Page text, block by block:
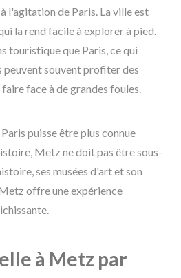
l'agitation de Paris. La ville est
la rend facile à explorer à pied.
touristique que Paris, ce qui
peuvent souvent profiter des
face à de grandes foules.
puisse être plus connue
Metz ne doit pas être sous-
ses musées d'art et son
offre une expérience
à Metz par